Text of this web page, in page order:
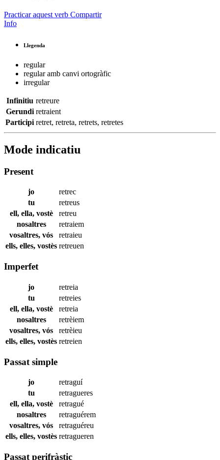
Practicar aquest verb Compartir
Info
Llegenda
regular
regular amb canvi ortogràfic
irregular
Infinitiu retreure
Gerundi retraient
Participi retret, retreta, retrets, retretes
Mode indicatiu
Present
jo
retrec
tu
retreus
ell, ella, vostè
retreu
nosaltres
retraiem
vosaltres, vós
retraieu
ells, elles, vostès retreuen
Imperfet
jo
retreia
tu
retreies
ell, ella, vostè
retreia
nosaltres
retrèiem
vosaltres, vós
retrèieu
ells, elles, vostès retreien
Passat simple
jo
retraguí
tu
retragueres
ell, ella, vostè
retragué
nosaltres
retraguérem
vosaltres, vós
retraguéreu
ells, elles, vostès retragueren
Passat perifràstic